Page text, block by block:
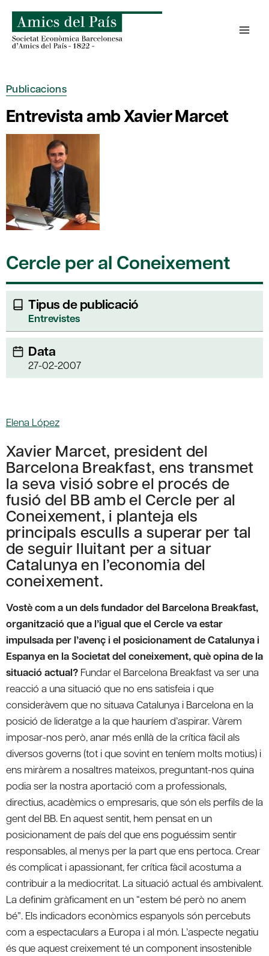
content
Publicacions
Entrevista amb Xavier Marcet
Cercle per al Coneixement
Tipus de publicació
Entrevistes
Data
27-02-2007
Elena López
Xavier Marcet, president del
Barcelona Breakfast, ens transmet
la seva visió sobre el procés de
fusió del BB amb el Cercle per al
Coneixement, i planteja els
principals esculls a superar per tal
de seguir lluitant per a situar
Catalunya en l’economia del
coneixement.
Vostè com a un dels fundador del Barcelona Breakfast,
organització que a l’igual que el Cercle va estar
impulsada per l’avenç i el posicionament de Catalunya i
Espanya en la Societat del coneixement, què opina de la
situació actual? Fundar el Barcelona Breakfast va ser una
reacció a una situació que no ens satisfeia i que
consideràvem que no situava Catalunya i Barcelona en la
posició de lideratge a la que hauríem d’aspirar. Vàrem
imposar-nos però, anar més enllà de la crítica fàcil als
diversos governs (tot i que sovint en teníem molts motius) i
ens miràrem a nosaltres mateixos, preguntant-nos quina
podia ser la nostra aportació com a professionals,
directius, acadèmics o empresaris, que són els perfils de la
gent del BB. En aquest sentit, hem pensat en un
posicionament de país del que ens poguéssim sentir
responsables, al menys per la part que ens pertoca. Crear
és complicat i apassionant, fer crítica fàcil acostuma a
contribuir a la mediocritat. La situació actual és ambivalent.
La definim gràficament en un “estem bé però no anem
bé”. Els indicadors econòmics espanyols són percebuts
com a espectaculars a Europa i al món. L’aspecte negatiu
és que aquest creixement té un component insostenible